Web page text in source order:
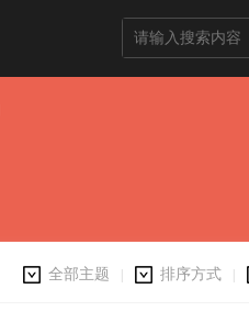
全部主题 排序方式